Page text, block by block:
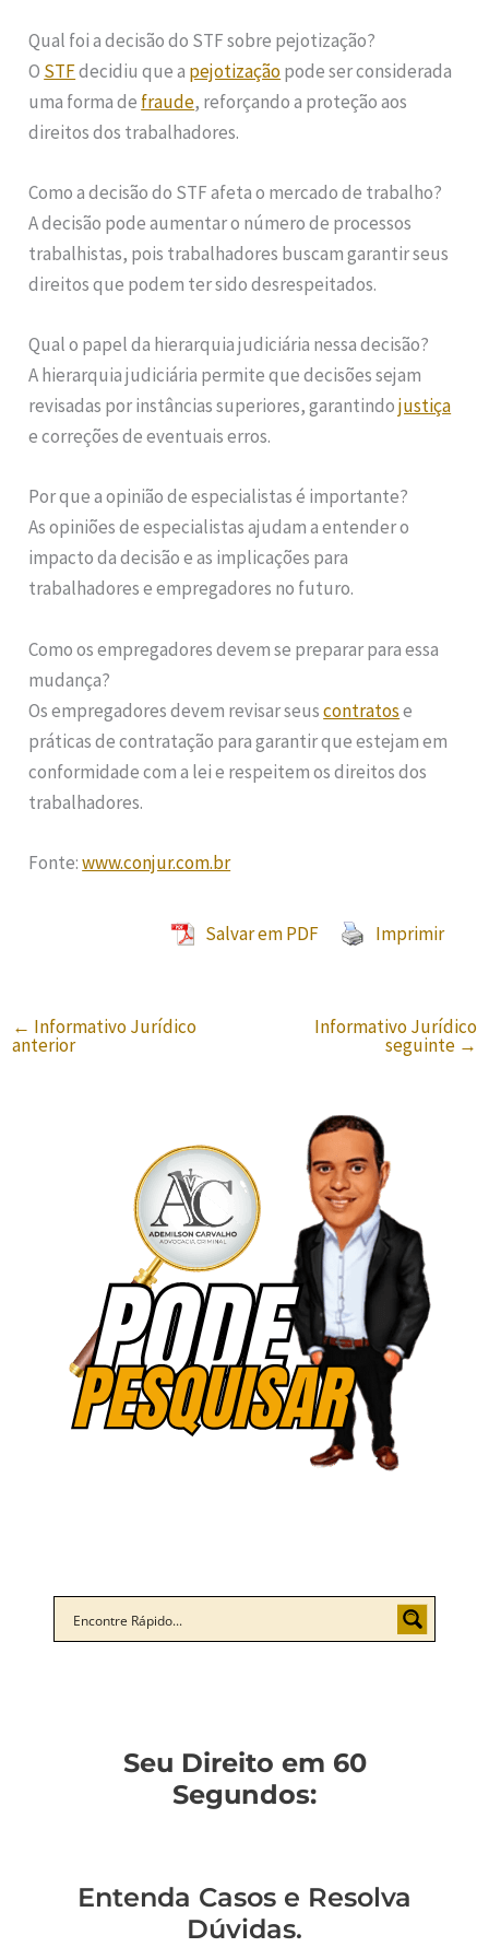
Qual foi a decisão do STF sobre pejotização?
O STFdecidiu que a pejotizaçãopode ser considerada
uma forma de fraude, reforçando a proteção aos
direitos dos trabalhadores.
Como a decisão do STF afeta o mercado de trabalho?
A decisão pode aumentar o número de processos
trabalhistas, pois trabalhadores buscam garantir seus
direitos que podem ter sido desrespeitados.
Qual o papel da hierarquia judiciária nessa decisão?
A hierarquia judiciária permite que decisões sejam
revisadas por instâncias superiores, garantindojustiça
e correções de eventuais erros.
Por que a opinião de especialistas é importante?
As opiniões de especialistas ajudam a entender o
impacto da decisão e as implicações para
trabalhadores e empregadores no futuro.
Como os empregadores devem se preparar para essa
mudança?
Os empregadores devem revisar seuscontratose
práticas de contratação para garantir que estejam em
conformidade com a lei e respeitem os direitos dos
trabalhadores.
Fonte:www.conjur.com.br
Salvar em PDF Imprimir
← Informativo Jurídico
anterior
Informativo Jurídico
seguinte →
Seu Direito em 60
Segundos:
Entenda Casos e Resolva
Dúvidas.